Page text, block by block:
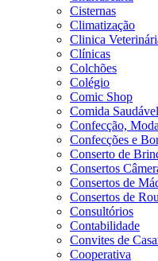
Cisternas
Climatização
Clinica
Clínicas
Colchões
Colégio
Comic Shop
Comida Saudável
Confecção,
Confecções e
Conserto de
Consertos
Consertos de
Consertos de
Consultórios
Contabilidade
Convites de
Cooperativa